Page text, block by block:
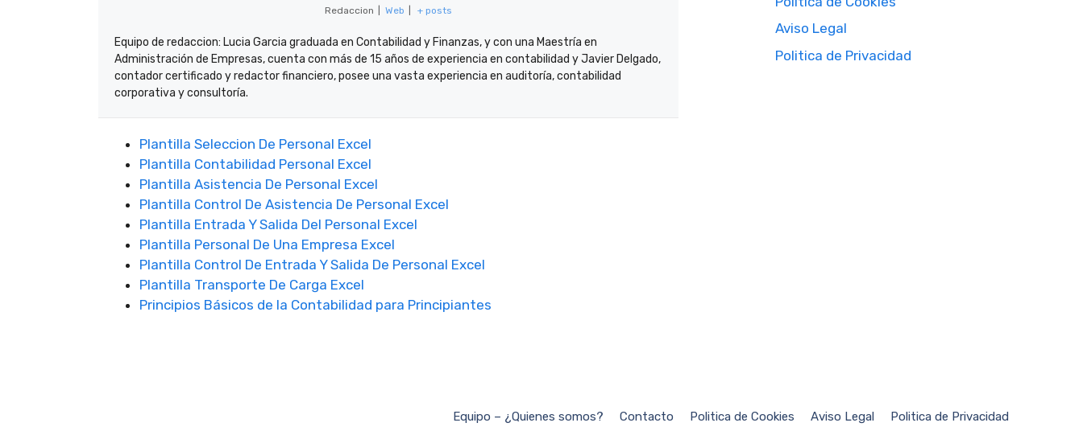
Redaccion Web + posts
Equipo de redaccion: Lucia Garcia graduada en Contabilidad y Finanzas, y con una Maestría en
Administración de Empresas, cuenta con más de 15 años de experiencia en contabilidad y Javier Delgado,
contador certificado y redactor financiero, posee una vasta experiencia en auditoría, contabilidad
corporativa y consultoría.
Plantilla Seleccion De Personal Excel
Plantilla Contabilidad Personal Excel
Plantilla Asistencia De Personal Excel
Plantilla Control De Asistencia De Personal Excel
Plantilla Entrada Y Salida Del Personal Excel
Plantilla Personal De Una Empresa Excel
Plantilla Control De Entrada Y Salida De Personal Excel
Plantilla Transporte De Carga Excel
Principios Básicos de la Contabilidad para Principiantes
Aviso Legal
Politica de Privacidad
Equipo – ¿Quienes somos? Contacto Politica de Cookies Aviso Legal Politica de Privacidad